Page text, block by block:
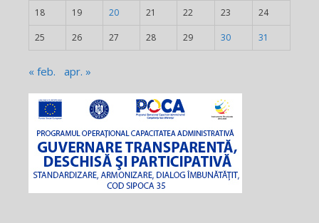
18 19 20 21 22 23 24
25 26 27 28 29 30 31
« feb. apr. »